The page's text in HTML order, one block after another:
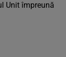
Unit împreună